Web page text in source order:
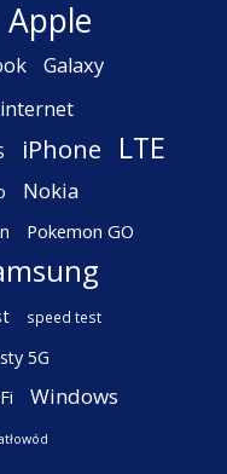
Apple
Galaxy
internet
iPhone LTE
Nokia
Pokemon GO
speed test
5G
Windows